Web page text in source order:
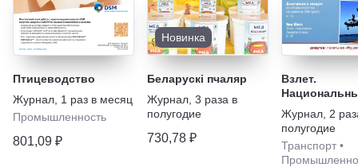
Птицеводство
Журнал 1 раз в месяц
Промышленность
801,09 ₽
Новинка
Беларускi пчаляр
Журнал 3 раза в
полугодие
730,78 ₽
Взлет.
журнал
Журнал 2
полугодие
Транспорт •